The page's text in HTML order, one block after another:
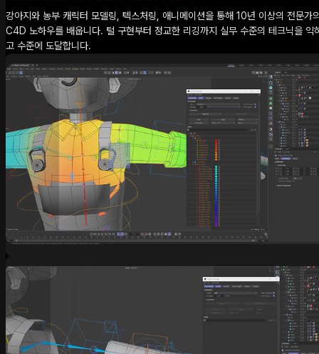
강아지와 농부 캐릭터 모델링, 텍스처링, 애니메이션을 통해 10년 이상의 전문가
C4D 노하우를 배웁니다. 털 구현부터 정교한 리깅까지 실무 수준의 테크닉을 익
고 수준에 도달합니다.